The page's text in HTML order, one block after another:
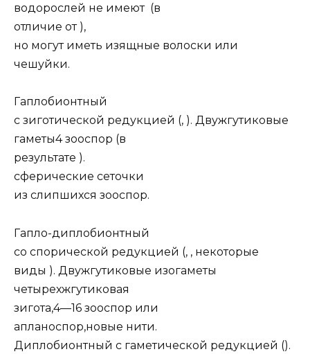
водорослей не имеют (в
отличие от ),
но могут иметь изящные волоски или
чешуйки.
Гаплобионтный
с зиготической редукцией (, ). Двужгутиковые
гаметы4 зооспор (в
результате ).
сферические сеточки
из слипшихся зооспор.
Гапло-диплобионтный
со спорической редукцией (, , некоторые
виды ). Двужгутиковые изогаметы
четырехжгутиковая
зигота,4—16 зооспор или
апланоспор,новые нити.
Диплобионтный с гаметической редукцией ().